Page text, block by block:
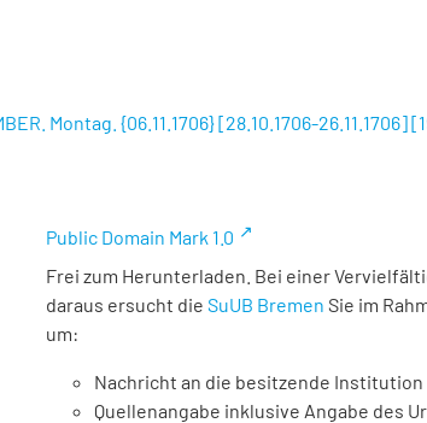
Montag. {06.11.1706} [28.10.1706-26.11.1706]
Public Domain Mark 1.0
Frei zum Herunterladen. Bei einer
daraus ersucht die SuUB Bremen Sie im
um:
Nachricht an die besitzende Institution
Quellenangabe inklusive Angabe des